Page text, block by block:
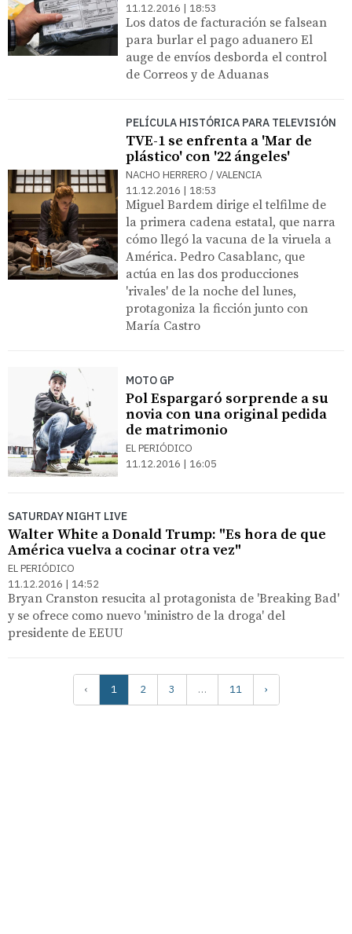
11.12.2016 | 18:53
Los datos de facturación se falsean
para burlar el pago aduanero El
auge de envíos desborda el control
de Correos y de Aduanas
PELÍCULA HISTÓRICA PARA TELEVISIÓN
TVE-1 se enfrenta a 'Mar de
plástico' con '22 ángeles'
NACHO HERRERO / VALENCIA
11.12.2016 | 18:53
Miguel Bardem dirige el telfilme de
la primera cadena estatal, que narra
cómo llegó la vacuna de la viruela a
América. Pedro Casablanc, que
actúa en las dos producciones
'rivales' de la noche del lunes,
protagoniza la ficción junto con
María Castro
MOTO GP
Pol Espargaró sorprende a su
novia con una original pedida
de matrimonio
EL PERIÓDICO
11.12.2016 | 16:05
SATURDAY NIGHT LIVE
Walter White a Donald Trump: "Es hora de que
América vuelva a cocinar otra vez"
EL PERIÓDICO
11.12.2016 | 14:52
Bryan Cranston resucita al protagonista de 'Breaking Bad'
y se ofrece como nuevo 'ministro de la droga' del
presidente de EEUU
‹ 1 2 3 … 11 ›